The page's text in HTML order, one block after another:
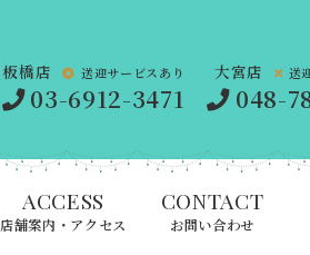
板橋店 送迎サービスあり
03-6912-3471
大宮店 送
048-
ACCESS
店舗案内・アクセス
CONTACT
お問い合わせ